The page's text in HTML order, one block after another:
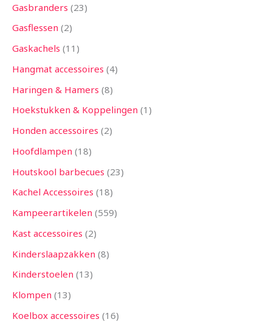
Gasbranders 23
Gasflessen 2
Gaskachels 11
Hangmat accessoires 4
Haringen & Hamers 8
Hoekstukken & Koppelingen 1
Honden accessoires 2
Hoofdlampen 18
Houtskool barbecues 23
Kachel Accessoires 18
Kampeerartikelen 559
Kast accessoires 2
Kinderslaapzakken 8
Kinderstoelen 13
Klompen 13
Koelbox accessoires 16